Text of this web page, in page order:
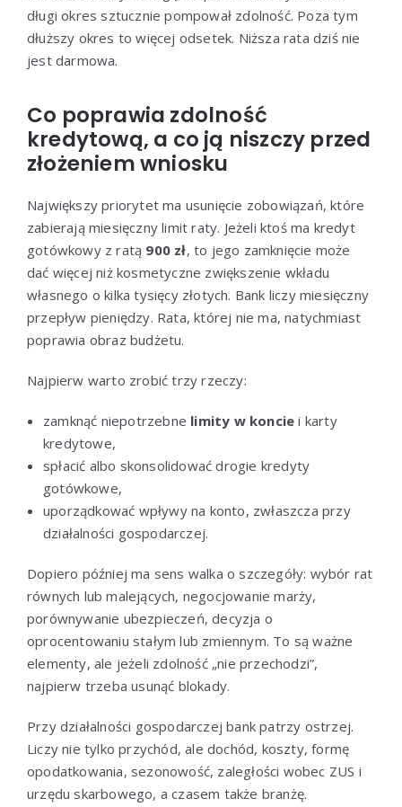
długi okres sztucznie pompował zdolność. Poza tym
dłuższy okres to więcej odsetek. Niższa rata dziś nie
jest darmowa.
Co poprawia zdolność
kredytową, a co ją niszczy przed
złożeniem wniosku
Największy priorytet ma usunięcie zobowiązań, które
zabierają miesięczny limit raty. Jeżeli ktoś ma kredyt
gotówkowy z ratą 900 zł, to jego zamknięcie może
dać więcej niż kosmetyczne zwiększenie wkładu
własnego o kilka tysięcy złotych. Bank liczy miesięczny
przepływ pieniędzy. Rata, której nie ma, natychmiast
poprawia obraz budżetu.
Najpierw warto zrobić trzy rzeczy:
zamknąć niepotrzebne limity w koncie i karty
kredytowe,
spłacić albo skonsolidować drogie kredyty
gotówkowe,
uporządkować wpływy na konto, zwłaszcza przy
działalności gospodarczej.
Dopiero później ma sens walka o szczegóły: wybór rat
równych lub malejących, negocjowanie marży,
porównywanie ubezpieczeń, decyzja o
oprocentowaniu stałym lub zmiennym. To są ważne
elementy, ale jeżeli zdolność „nie przechodzi”,
najpierw trzeba usunąć blokady.
Przy działalności gospodarczej bank patrzy ostrzej.
Liczy nie tylko przychód, ale dochód, koszty, formę
opodatkowania, sezonowość, zaległości wobec ZUS i
urzędu skarbowego, a czasem także branżę.